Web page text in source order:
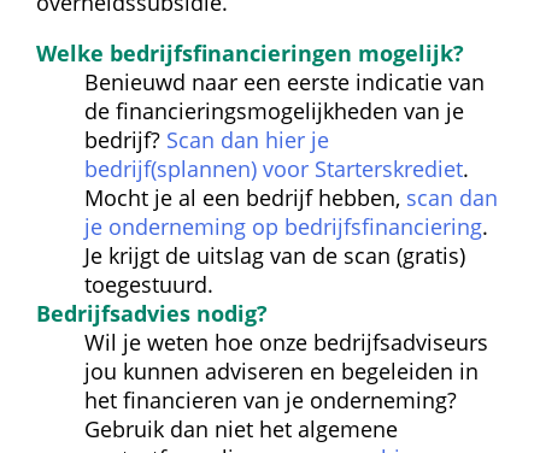
Welke bedrijfsfinancieringen mogelijk?
Benieuwd naar een eerste indicatie van
de financieringsmogelijkheden van je
bedrijf? Scan dan hier je
bedrijf(splannen) voor Starterskrediet.
Mocht je al een bedrijf hebben, scan dan
je onderneming op bedrijfsfinanciering.
Je krijgt de uitslag van de scan (gratis)
toegestuurd.
Bedrijfsadvies nodig?
Wil je weten hoe onze bedrijfsadviseurs
jou kunnen adviseren en begeleiden in
het financieren van je onderneming?
Gebruik dan niet het algemene